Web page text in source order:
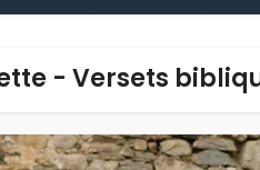
- Versets